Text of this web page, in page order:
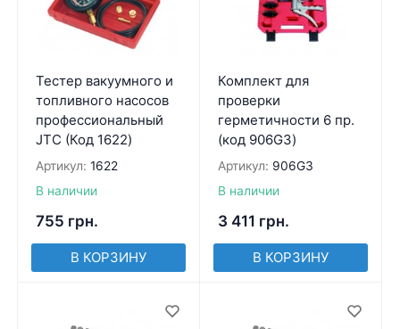
Тестер вакуумного и
топливного насосов
профессиональный
JTC (Код 1622)
Артикул: 1622
В наличии
755 грн.
В КОРЗИНУ
Комплект для
проверки
герметичности 6 пр.
(код 906G3)
Артикул: 906G3
В наличии
3 411 грн.
В КОРЗИНУ